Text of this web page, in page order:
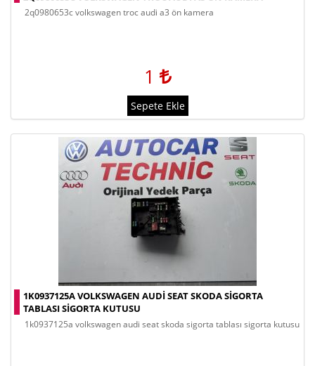
2q0980653c volkswagen troc audi a3 ön kamera
1
Sepete Ekle
1K0937125A VOLKSWAGEN AUDI SEAT SKODA SIGORTA
TABLASI SIGORTA KUTUSU
1k0937125a volkswagen audi seat skoda sigorta tablası sigorta kutusu